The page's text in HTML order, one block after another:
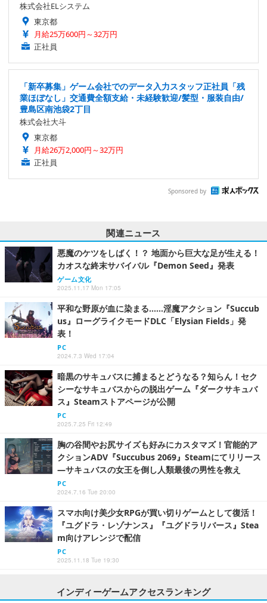
株式会社ELシステム
東京都
月給25万600円～32万円
正社員
「新卒募集」ゲーム会社でのデータ入力スタッフ正社員「残
業ほぼなし」交通費全額支給・未経験歓迎/髪型・服装自由/
豊島区南池袋2丁目
株式会社大斗
東京都
月給26万2,000円～32万円
正社員
Sponsored by
関連ニュース
悪魔のケツをしばく！？ 地面から巨大な足が生える！
カオスな終末サバイバル『Demon Seed』発表
ゲーム文化
2025.11.17 Mon 17:05
平和な野原が血に染まる……淫魔アクション『Succub
us』ローグライクモードDLC「Elysian Fields」発
表！
PC
2024.7.3 Wed 17:04
暗黒のサキュバスに捕まるとどうなる？知らん！セク
シーなサキュバスからの脱出ゲーム『ダークサキュバ
ス』Steamストアページが公開
PC
2025.7.25 Fri 12:49
胸の谷間やお尻サイズも好みにカスタマズ！官能的ア
クションADV『Succubus 2069』Steamにてリリース
―サキュバスの女王を倒し人類最後の男性を救え
PC
2024.7.16 Tue 20:00
スマホ向け美少女RPGが買い切りゲームとして復活！
『ユグドラ・レゾナンス』『ユグドラリバース』Stea
m向けアレンジで配信
PC
2025.11.18 Tue 19:30
インディーゲームアクセスランキング